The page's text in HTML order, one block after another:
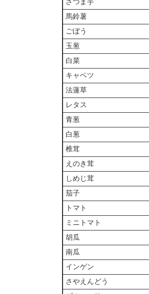
馬鈴薯
ごぼう
玉葱
白菜
キャベツ
法蓮草
レタス
青葱
白葱
椎茸
えのき茸
しめじ茸
茄子
トマト
ミニトマト
胡瓜
南瓜
インゲン
さやえんどう